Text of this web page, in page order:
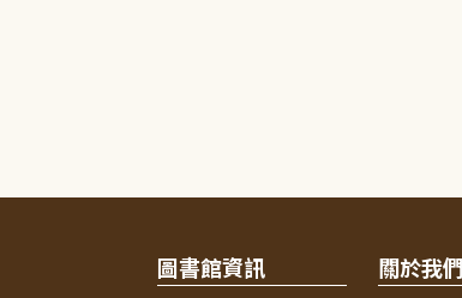
圖書館資訊 關於我們